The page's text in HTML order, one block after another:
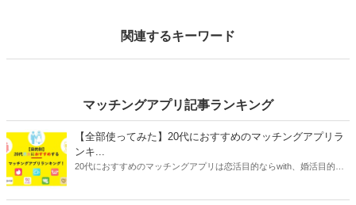
関連するキーワード
マッチングアプリ記事ランキング
【全部使ってみた】20代におすすめのマッチングアプリラ
ンキ...
20代におすすめのマッチングアプリは恋活目的ならwith、婚活目的な